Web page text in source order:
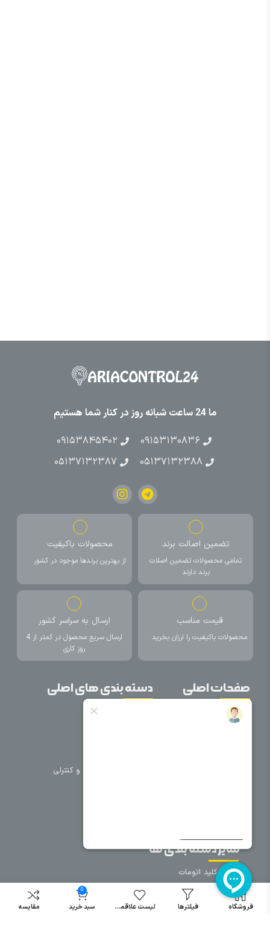
ما 24 ساعت شبانه روز در کنار شما هستیم
۰۹۱۵۳۱۳۰۸۳۶
۰۹۱۵۳۸۴۵۴۰۲
۰۵۱۳۷۱۳۲۳۸۸
۰۵۱۳۷۱۳۲۳۸۷
تضمین اصالت برند
تمامی محصولات تضمین اصلات
برند دارند
محصولات باکیفیت
از بهترین برندها موجود در کشور
قیمت مناسب
محصولات باکیفیت را ارزان بخرید
ارسال به سراسر کشور
ارسال سریع محصول در کمتر از 4
روز کاری
صفحات اصلی
خانه
دسته بندی های اصلی
تجهیزات حفاظتی و کنترلی
سایر دسته بندی ها
خرید کلید اتومات
خرید کنتاکتور
خرید فیوز
فروشگاه فیلترها لیست علاقمندی
0
سبد خرید مقایسه